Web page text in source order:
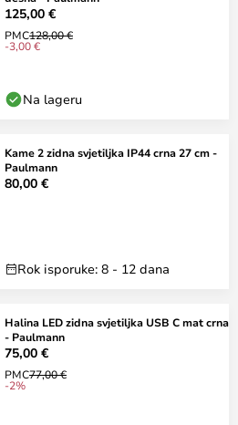
125,00 €
PMC128,00 €
-3,00 €
Na lageru
Kame 2 zidna svjetiljka IP44 crna 27 cm -
Paulmann
80,00 €
Rok isporuke: 8 - 12 dana
Halina LED zidna svjetiljka USB C mat crna
- Paulmann
75,00 €
PMC77,00 €
-2%